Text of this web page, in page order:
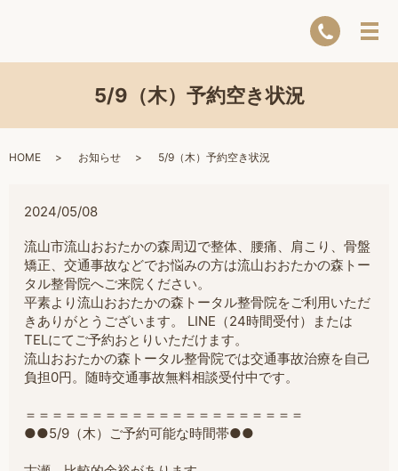
5/9（木）予約空き状況
HOME お知らせ 5/9（木）予約空き状況
2024/05/08
流山市流山おおたかの森周辺で整体、腰痛、肩こり、骨盤
矯正、交通事故などでお悩みの方は流山おおたかの森トー
タル整骨院へご来院ください。
平素より流山おおたかの森トータル整骨院をご利用いただ
きありがとうございます。 LINE（24時間受付）または
TELにてご予約おとりいただけます。
流山おおたかの森トータル整骨院では交通事故治療を自己
負担0円。随時交通事故無料相談受付中です。
＝＝＝＝＝＝＝＝＝＝＝＝＝＝＝＝＝＝＝＝＝
●●5/9（木）ご予約可能な時間帯●●